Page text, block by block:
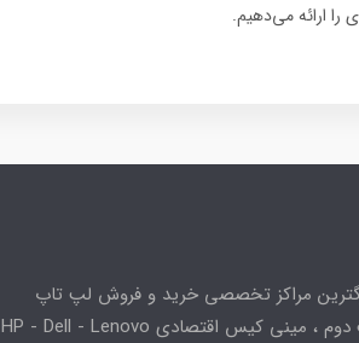
ارائه می‌دهیم.
مراکز تخصصی خرید و فروش لپ تاپ
استوک و لپ تاپ دست دوم ، مینی کیس اقتصادی HP - Dell - Lenovo